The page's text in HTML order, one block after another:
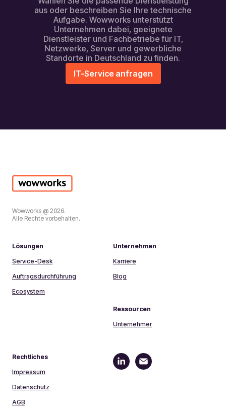
aus oder beschreiben Sie Ihre technische
Aufgabe. Wowworks unterstützt
Unternehmen dabei, geeignete
Dienstleister und Fachbetriebe für IT,
Netzwerke, Server und gewerbliche
Standorte in Deutschland zu finden.
IT-Service anfragen
Wowworks @ 2026.
Alle Rechte vorbehalten.
Lösungen
Service-Desk
Auftragsdurchführung
Ecosystem
Unternehmen
Karriere
Blog
Ressourcen
Unternehmer
Rechtliches
Impressum
Datenschutz
AGB